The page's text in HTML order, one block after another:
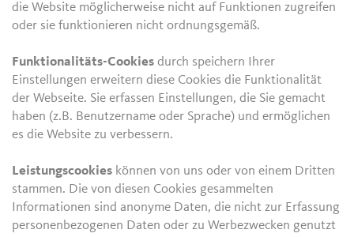
die Website möglicherweise nicht auf Funktionen zugreifen
oder sie funktionieren nicht ordnungsgemäß.
Funktionalitäts-Cookies durch speichern Ihrer
Einstellungen erweitern diese Cookies die Funktionalität
der Webseite. Sie erfassen Einstellungen, die Sie gemacht
haben (z.B. Benutzername oder Sprache) und ermöglichen
es die Website zu verbessern.
Leistungscookies können von uns oder von einem Dritten
stammen. Die von diesen Cookies gesammelten
Informationen sind anonyme Daten, die nicht zur Erfassung
personenbezogenen Daten oder zu Werbezwecken genutzt